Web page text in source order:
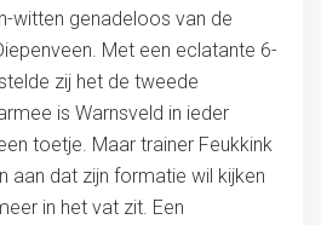
witten genadeloos van de
Met een eclatante 6-
zij het de tweede
is Warnsveld in ieder
toetje. Maar trainer Feukkink
aan dat zijn formatie wil kijken
in het vat zit. Een